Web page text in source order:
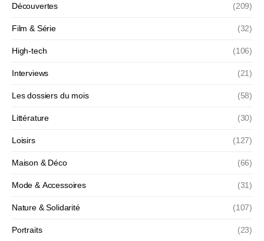
Découvertes (209)
Film & Série (32)
High-tech (106)
Interviews (21)
Les dossiers du mois (58)
Littérature (30)
Loisirs (127)
Maison & Déco (66)
Mode & Accessoires (31)
Nature & Solidarité (107)
Portraits (23)